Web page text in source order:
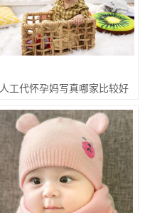
人工代怀孕妈写真哪家比较好